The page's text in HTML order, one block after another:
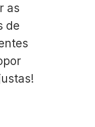
as
de